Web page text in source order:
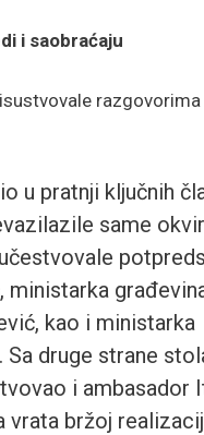
i saobraćaju
u pratnji ključnih
same
kao i ministarka
druge strane
i ambasador
vrata bržoj